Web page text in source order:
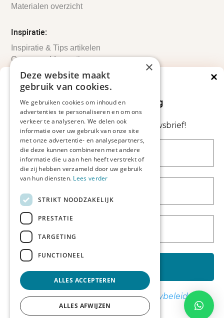
Materialen overzicht
Inspiratie:
Inspiratie & Tips artikelen
Onze wanddecoratie
Inspiratie per ruimte & stijl
Wanddecoratie woonkamer
Wanddecoratie slaapkamer
Wanddecoratie keuken
Wanddecoratie kinderkamer
Wanddecoratie tuin
Wanddecoratie kantoor
Akoestische wanddecoratie
Services:
Leveringsinformatie
Retourbeleid
Informatie
Veelgestelde vragen
Duurzaam ondernemen
Contact informatie
Etienne de Pinedaweg 34
3711 CH, Austerlitz
Nederland
Direct €5 korting
Op je volgende bestelling
Abonneer je nu op onze nieuwsbrief!
We spammen niet! Lees onsprivacybeleidvoor
meer info.
×
Deze website maakt
gebruik van cookies.
We gebruiken cookies om inhoud en
advertenties te personaliseren en om ons
verkeer te analyseren. We delen ook
informatie over uw gebruik van onze site
met onze advertentie- en analysepartners,
die deze kunnen combineren met andere
informatie die u aan hen heeft verstrekt of
die zij hebben verzameld door uw gebruik
van hun diensten. Lees verder
STRIKT NOODZAKELIJK
PRESTATIE
TARGETING
FUNCTIONEEL
ALLES ACCEPTEREN
ALLES AFWIJZEN